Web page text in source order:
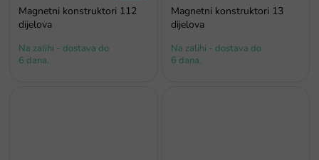
Magnetni konstruktori 112
dijelova
Na zalihi - dostava do
6 dana.
Magnetni konstruktori 13
dijelova
Na zalihi - dostava do
6 dana.